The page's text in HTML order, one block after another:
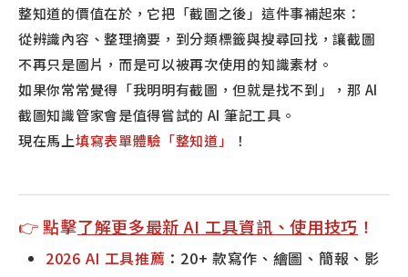
整知道的價值在於，它把「截圖之後」這件事補起來：
從辨識內容、整理摘要，到分類標籤與搜尋回找，讓截圖
不再只是圖片，而是可以被再次使用的知識素材。
如果你常常覺得「我明明有截圖，但就是找不到」，那 AI
截圖知識管家會是值得嘗試的 AI 筆記工具。
現在馬上填寫表單體驗「整知道」 ！
👉 點擊了解更多最新 AI 工具資訊、使用技巧 ！
2026 AI 工具推薦 ：20+ 款寫作、繪圖、簡報、影